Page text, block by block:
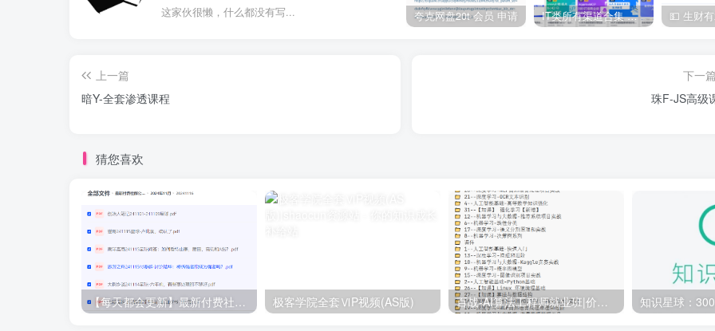
这家伙很懒，什么都没有写... 夸克网盘20t 会员 申请 IT类所有渠道合集 持续日更，目前近四千多条资源 年费用户微信私信获取权限
上一篇
暗Y-全套渗透课程
下一篇
珠F-JS高级
猜您喜欢
【每天都会更新】最新付费社群公众号文章 极客学院全套ⅥP视频(AS版) 百战-AI算法工程师就业班|价值18980元|冲击百万年薪|完结无秘